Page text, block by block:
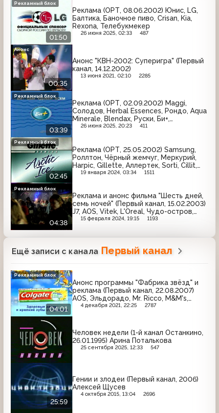
01:50
Реклама (ОРТ, 08.06.2002) Юнис, LG,
Балтика, Баночное пиво, Crisan, Kia,
Rexona, Телебукмекер
26 июня 2025, 02:33 487
Рекламный блок
00:35
Анонс "КВН-2002: Суперигра" (Первый
канал, 14.12.2002)
13 июня 2021, 02:10 2285
Анонс
03:39
Реклама (ОРТ, 02.09.2002) Maggi,
Солодов, Herbal Essences, Рондо, Aqua
Minerale, Blendax, Руски, Би+,
Head&Shoulders, Ambassador, Efes
26 июня 2025, 20:23 411
Рекламный блок
02:45
Реклама (ОРТ, 25.05.2002) Samsung,
Роллтон, Чёрный жемчуг, Меркурий,
Harpic, Gillette, Аллертек, Sorti, Cillit,
Metylan, Mentos, Три поросёнка,
19 января 2024, 03:34 1511
Рекламный блок
04:38
Реклама и анонс фильма "Шесть дней,
семь ночей" (Первый канал, 15.02.2003)
J7, AOS, Vitek, L'Oreal, Чудо-остров,
Stimorol, Злато, Ruscafe, Fanta
15 февраля 2024, 19:15 1193
Рекламный блок
Ещё записи с канала Первый канал
04:01
Анонс программы "Фабрика звёзд" и
реклама (Первый канал, 22.08.2007)
AOS, Эльдорадо, Mr. Ricco, M&M's,
BiMax, Яшма-Золото, Артро-Актив, Мир,
4 декабря 2021, 22:25 2787
Рекламный блок
Человек недели (1-й канал Останкино,
26.01.1995) Арина Поталькова
25 сентября 2025, 12:33 547
25:59
Гении и злодеи (Первый канал, 2006)
Алексей Щусев
4 октября 2015, 13:04 2696